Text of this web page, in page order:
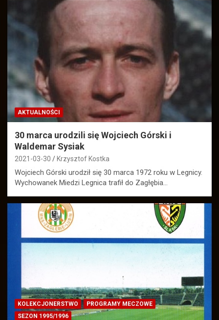
AKTUALNOŚCI
30 marca urodzili się Wojciech Górski i
Waldemar Sysiak
2021-03-30 Krzysztof Kostka
Wojciech Górski urodził się 30 marca 1972 roku w Legnicy.
Wychowanek Miedzi Legnica trafił do Zagłębia…
KOLEKCJONERSTWO
PROGRAMY MECZOWE
SEZON 1995/1996